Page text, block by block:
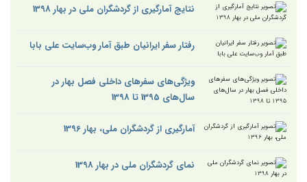
نتایج آمارگیری از گردشگران ملی در بهار 1398
رفتار سفر ایرانیان طبق آمار وب‌سایت علی بابا
ویژگی‌های سفرهای داخلی فصل بهار در
سال‌های 1395 تا 1398
آمارگیری از گردشگران ملی، بهار 1396
نمای گردشگران ملی در بهار 1398